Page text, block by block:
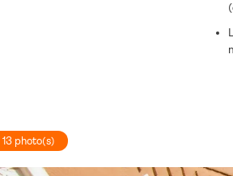
13 photo(s)